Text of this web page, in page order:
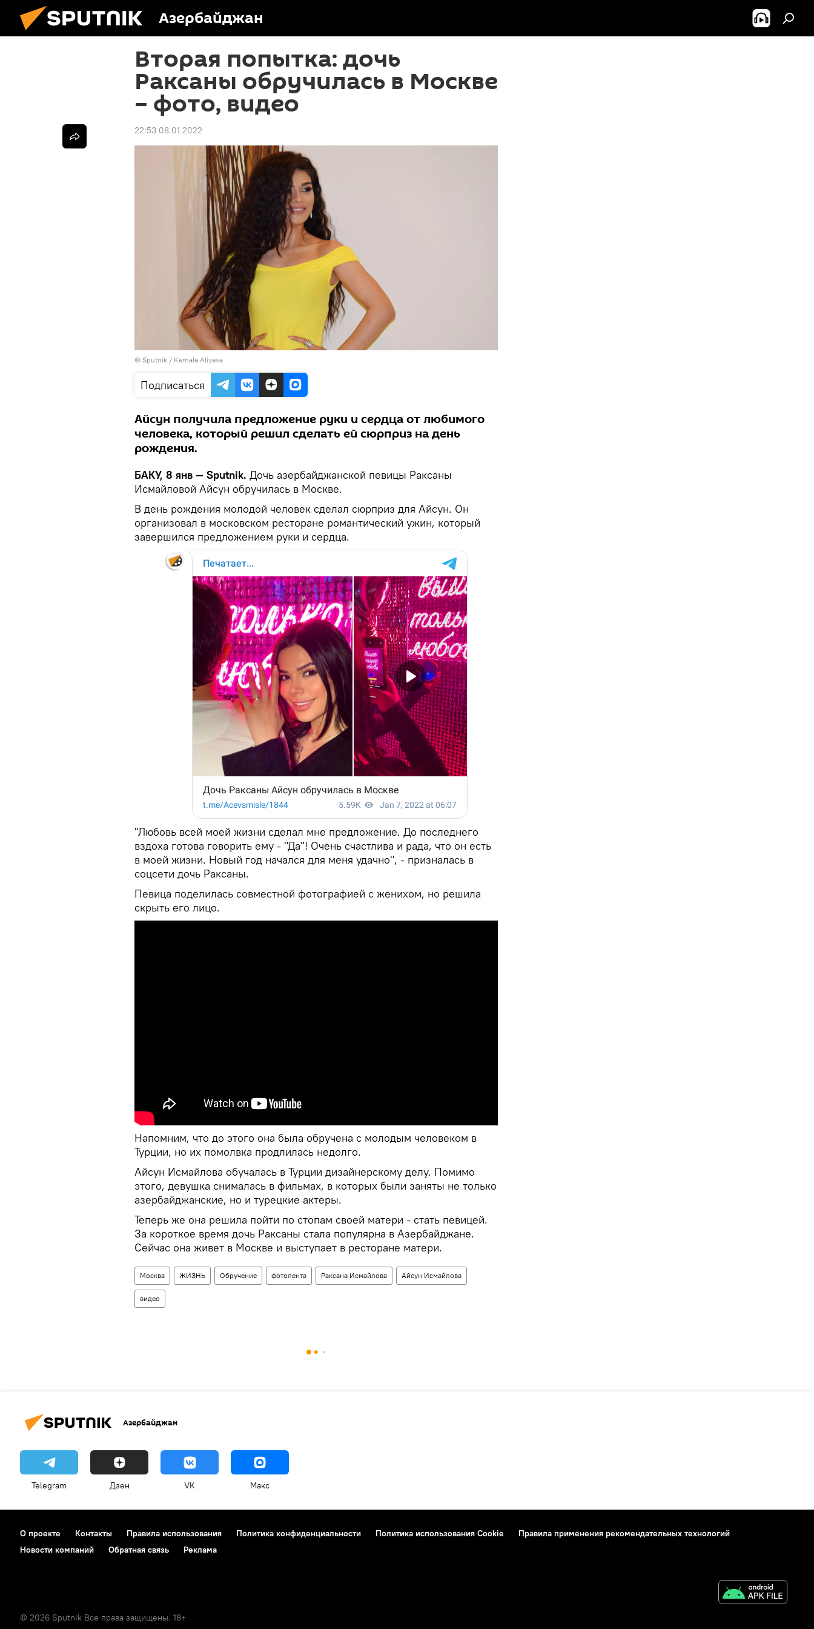
Азербайджан
Вторая попытка: дочь
Раксаны обручилась в Москве
– фото, видео
22:53 08.01.2022
© Sputnik / Kemale Aliyeva
Подписаться
Айсун получила предложение руки и сердца от любимого
человека, который решил сделать ей сюрприз на день
рождения.
БАКУ, 8 янв — Sputnik. Дочь азербайджанской певицы Раксаны
Исмайловой Айсун обручилась в Москве.
В день рождения молодой человек сделал сюрприз для Айсун. Он
организовал в московском ресторане романтический ужин, который
завершился предложением руки и сердца.
"Любовь всей моей жизни сделал мне предложение. До последнего
вздоха готова говорить ему - "Да"! Очень счастлива и рада, что он есть
в моей жизни. Новый год начался для меня удачно", - призналась в
соцсети дочь Раксаны.
Певица поделилась совместной фотографией с женихом, но решила
скрыть его лицо.
Напомним, что до этого она была обручена с молодым человеком в
Турции, но их помолвка продлилась недолго.
Айсун Исмайлова обучалась в Турции дизайнерскому делу. Помимо
этого, девушка снималась в фильмах, в которых были заняты не только
азербайджанские, но и турецкие актеры.
Теперь же она решила пойти по стопам своей матери - стать певицей.
За короткое время дочь Раксаны стала популярна в Азербайджане.
Сейчас она живет в Москве и выступает в ресторане матери.
Москва ЖИЗНЬ Обручение фотолента Раксана Исмайлова Айсун Исмайлова
видео
Азербайджан
Telegram Дзен VK Макс
О проекте Контакты Правила использования Политика конфиденциальности Политика использования Cookie
Правила применения рекомендательных технологий
Новости компаний
Обратная связь Реклама
© 2026 Sputnik Все права защищены. 18+